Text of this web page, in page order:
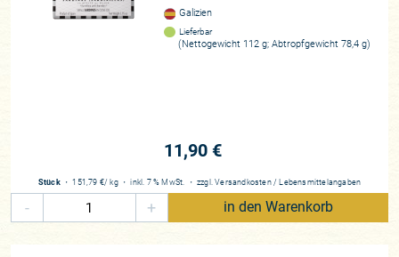
Galizien
Lieferbar
(Nettogewicht 112 g; Abtropfgewicht 78,4 g)
11,90 €
Stück・151,79 €/ kg・inkl. 7 % MwSt. ・zzgl.Versandkosten / Lebensmittelangaben
- + in den Warenkorb